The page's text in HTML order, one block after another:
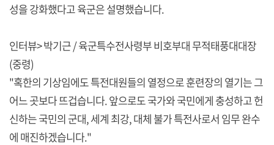
성을 강화했다고 육군은 설명했습니다.
인터뷰> 박기근 / 육군특수전사령부 비호부대 무적태풍대대장
(중령)
"혹한의 기상임에도 특전대원들의 열정으로 훈련장의 열기는 그
어느 곳보다 뜨겁습니다. 앞으로도 국가와 국민에게 충성하고 헌
신하는 국민의 군대, 세계 최강, 대체 불가 특전사로서 임무 완수
에 매진하겠습니다."